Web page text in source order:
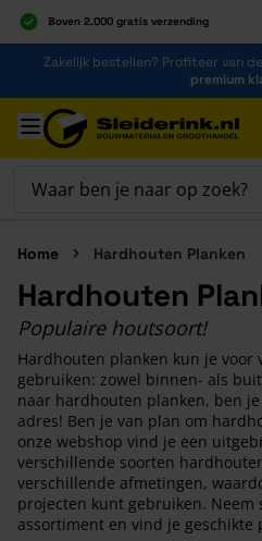
Boven 2.000 gratis verzending
Al 40 jaar dé specialist
Alles onder één dak
Ga naar de inhoud
Zakelijk bestellen? Profiteer van
premium
Ga naar hoofdinhoud
Home Hardhouten Planken
Hardhouten
Populaire houtsoort!
Hardhouten planken kun je voor
gebruiken: zowel binnen- als
naar hardhouten planken, ben
adres! Ben je van plan om
onze webshop vind je een
verschillende soorten
verschillende afmetingen,
projecten kunt gebruiken. Neem
assortiment en vind je geschikte